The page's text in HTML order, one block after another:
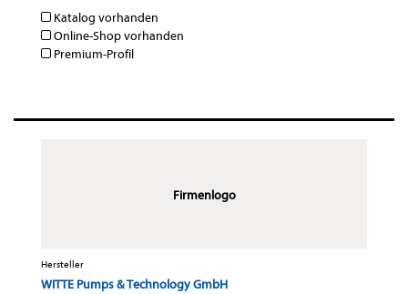
Katalog vorhanden
Online-Shop vorhanden
Premium-Profil
Firmenlogo
Hersteller
WITTE Pumps & Technology GmbH